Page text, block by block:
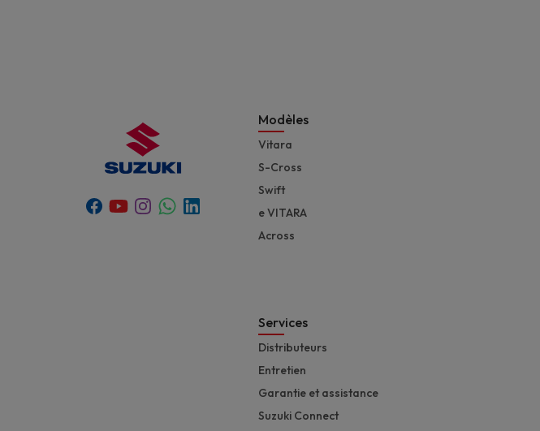
Facebook
YoutubeInstagram
Whatsapp
Linkedin
Modèles
Vitara
S-Cross
Swift
e VITARA
Across
Services
Distributeurs
Entretien
Garantie et assistance
Suzuki Connect